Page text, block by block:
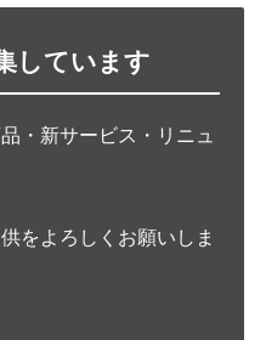
しています
・新サービス・リニュ
をよろしくお願いしま